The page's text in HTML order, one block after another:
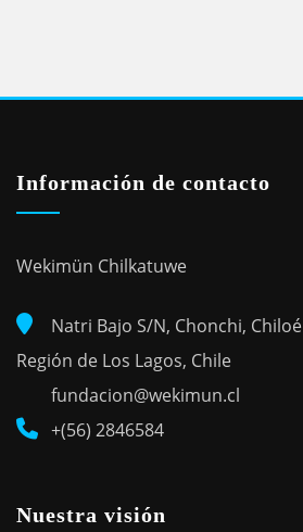
Información de contacto
Wekimün Chilkatuwe
Natri Bajo S/N, Chonchi, Chiloé
Región de Los Lagos, Chile
fundacion@wekimun.cl
+(56) 2846584
Nuestra visión